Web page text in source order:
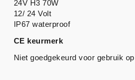
24V H3 70W
12/ 24 Volt
IP67 waterproof
CE keurmerk
Niet goedgekeurd voor gebruik